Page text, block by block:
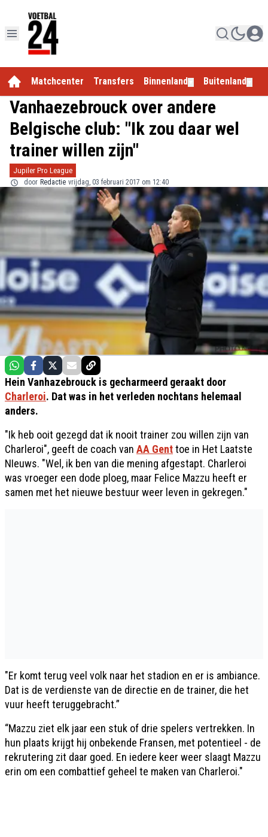
Matchcenter Transfers Binnenland Buitenland
Vanhaezebrouck over andere
Belgische club: "Ik zou daar wel
trainer willen zijn"
Jupiler Pro League
door Redactie vrijdag, 03 februari 2017 om 12:40
Hein Vanhazebrouck is gecharmeerd geraakt door
Charleroi. Dat was in het verleden nochtans helemaal
anders.
"Ik heb ooit gezegd dat ik nooit trainer zou willen zijn van
Charleroi", geeft de coach van AA Genttoe in Het Laatste
NIeuws. "Wel, ik ben van die mening afgestapt. Charleroi
was vroeger een dode ploeg, maar Felice Mazzu heeft er
samen met het nieuwe bestuur weer leven in gekregen."
"Er komt terug veel volk naar het stadion en er is ambiance.
Dat is de verdienste van de directie en de trainer, die het
vuur heeft teruggebracht.”
“Mazzu ziet elk jaar een stuk of drie spelers vertrekken. In
hun plaats krijgt hij onbekende Fransen, met potentieel - de
rekrutering zit daar goed. En iedere keer weer slaagt Mazzu
erin om een combattief geheel te maken van Charleroi."